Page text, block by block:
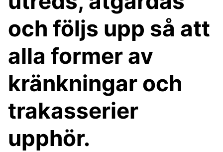
och följs upp så att
alla former av
kränkningar och
trakasserier
upphör.